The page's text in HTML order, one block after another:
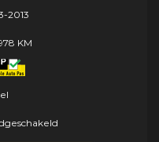
2013
KM